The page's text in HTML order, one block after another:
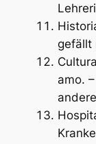
gefällt
amo.